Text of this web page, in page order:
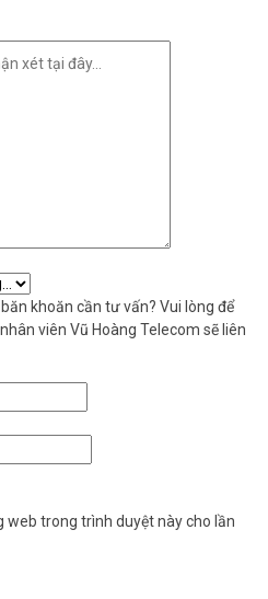
khoăn cần tư vấn? Vui lòng để
viên Vũ Hoàng Telecom sẽ liên
web trong trình duyệt này cho lần